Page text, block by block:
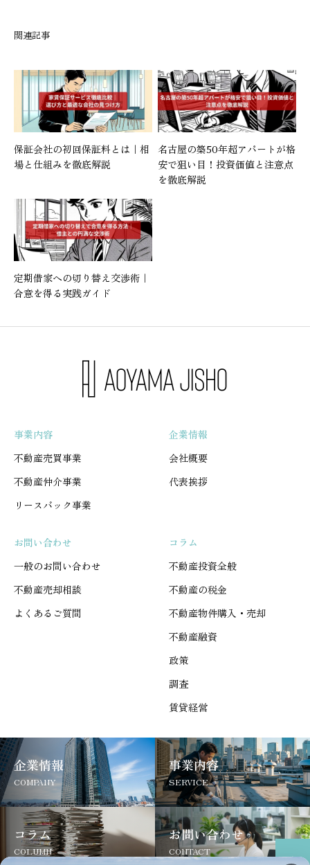
関連記事
保証会社の初回保証料とは｜相
場と仕組みを徹底解説
名古屋の築50年超アパートが格
安で狙い目！投資価値と注意点
を徹底解説
定期借家への切り替え交渉術｜
合意を得る実践ガイド
事業内容
不動産売買事業
不動産仲介事業
リースバック事業
企業情報
会社概要
代表挨拶
お問い合わせ
一般のお問い合わせ
不動産売却相談
よくあるご質問
コラム
不動産投資全般
不動産の税金
不動産物件購入・売却
不動産融資
政策
調査
賃貸経営
企業情報
COMPANY
事業内容
SERVICE
コラム
COLUMN
お問い合わせ
CONTACT